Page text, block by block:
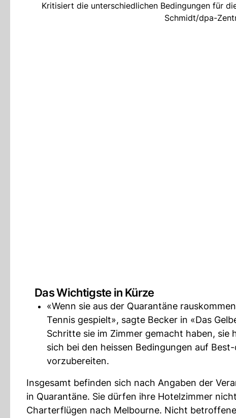
Kritisiert die unterschiedlichen Bedingungen für
Schmidt/dpa-
Das Wichtigste in Kürze
«Wenn sie aus der Quarantäne
Tennis gespielt», sagte Becker in «Das
Schritte sie im Zimmer gemacht haben, sie
sich bei den heissen Bedingungen auf
vorzubereiten.
Insgesamt befinden sich nach Angaben der
in Quarantäne. Sie dürfen ihre Hotelzimmer
Charterflügen nach Melbourne. Nicht